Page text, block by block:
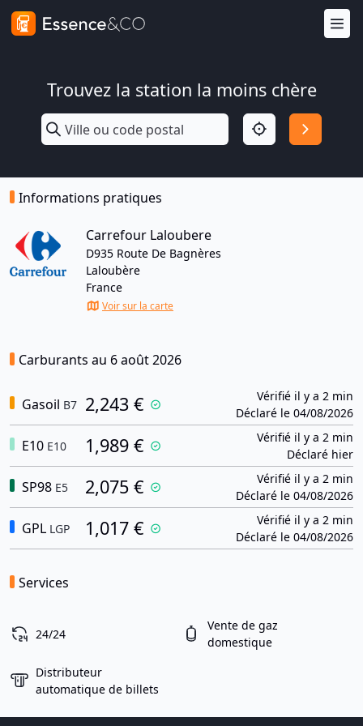
Trouvez la station la moins chère
Informations pratiques
Carrefour Laloubere
D935 Route De Bagnères
Laloubère
France
Voir sur la carte
Carburants au 6 août 2026
Gasoil B7 2,243 €
Vérifié il y a 2 min
Déclaré le 04/08/2026
E10 E10 1,989 €
Vérifié il y a 2 min
Déclaré hier
SP98 E5 2,075 €
Vérifié il y a 2 min
Déclaré le 04/08/2026
GPL LGP 1,017 €
Vérifié il y a 2 min
Déclaré le 04/08/2026
Services
24/24
Vente de gaz
domestique
Distributeur
automatique de billets